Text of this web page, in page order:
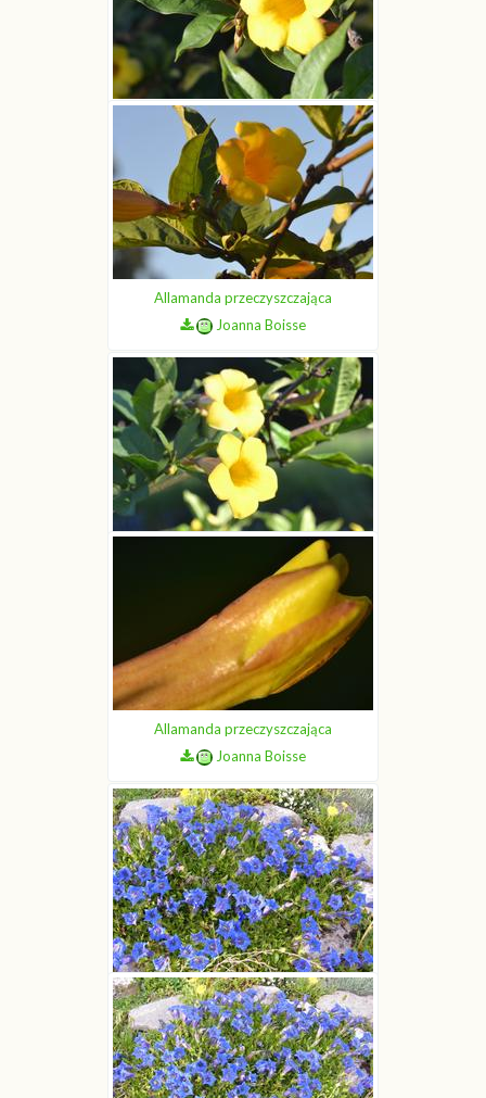
Allamanda przeczyszczająca
Joanna Boisse
Allamanda przeczyszczająca
Joanna Boisse
Allamanda przeczyszczająca
Joanna Boisse
Allamanda przeczyszczająca
Joanna Boisse
Goryczka krótkołodygowa
Alicja Stępnikowska